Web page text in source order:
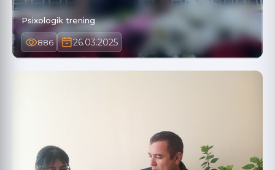
Psixologik trening
886 26.03.2025